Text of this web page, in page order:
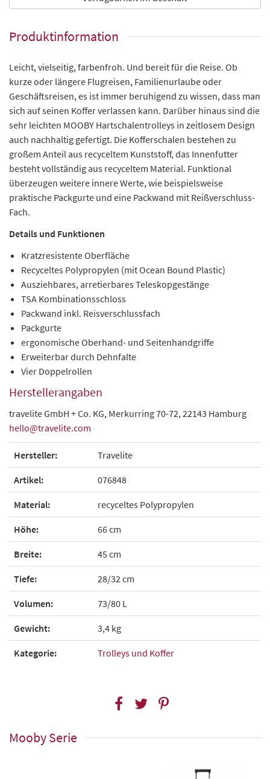
Produktinformation
Leicht, vielseitig, farbenfroh. Und bereit für die Reise. Ob
kurze oder längere Flugreisen, Familienurlaube oder
Geschäftsreisen, es ist immer beruhigend zu wissen, dass man
sich auf seinen Koffer verlassen kann. Darüber hinaus sind die
sehr leichten MOOBY Hartschalentrolleys in zeitlosem Design
auch nachhaltig gefertigt. Die Kofferschalen bestehen zu
großem Anteil aus recyceltem Kunststoff, das Innenfutter
besteht vollständig aus recyceltem Material. Funktional
überzeugen weitere innere Werte, wie beispielsweise
praktische Packgurte und eine Packwand mit Reißverschluss-
Fach.
Details und Funktionen
Kratzresistente Oberfläche
Recyceltes Polypropylen (mit Ocean Bound Plastic)
Ausziehbares, arretierbares Teleskopgestänge
TSA Kombinationsschloss
Packwand inkl. Reisverschlussfach
Packgurte
ergonomische Oberhand- und Seitenhandgriffe
Erweiterbar durch Dehnfalte
Vier Doppelrollen
Herstellerangaben
travelite GmbH + Co. KG, Merkurring 70-72, 22143 Hamburg
hello@travelite.com
Hersteller: Travelite
Artikel: 076848
Material: recyceltes Polypropylen
Höhe: 66 cm
Breite: 45 cm
Tiefe: 28/32 cm
Volumen: 73/80 L
Gewicht: 3,4 kg
Kategorie: Trolleys und Koffer
Mooby Serie